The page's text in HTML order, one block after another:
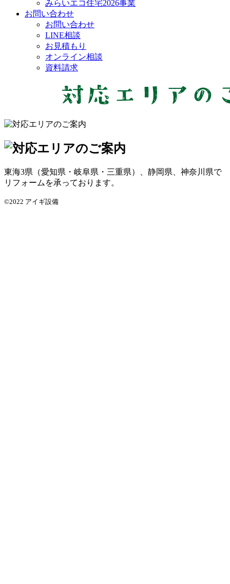
みらいエコ住宅2026事業
お問い合わせ
お問い合わせ
LINE相談
お見積もり
オンライン相談
資料請求
東海3県（愛知県・岐阜県・三重県）、静岡県、神奈川県で
リフォームを承っております。
©2022 アイギ設備